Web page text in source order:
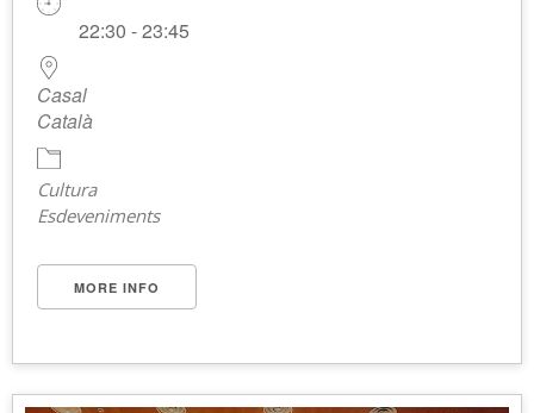
22:30 - 23:45
Casal
Català
Cultura
Esdeveniments
MORE INFO